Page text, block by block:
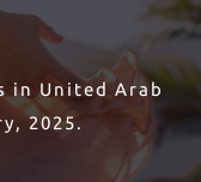
in United Arab
2025.